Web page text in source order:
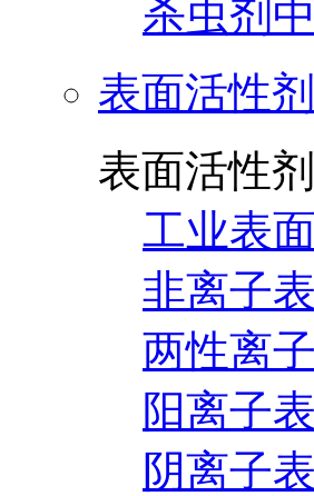
杀虫剂
表面活性剂
表面活性剂
工业表
非离子
两性离
阳离子
阴离子